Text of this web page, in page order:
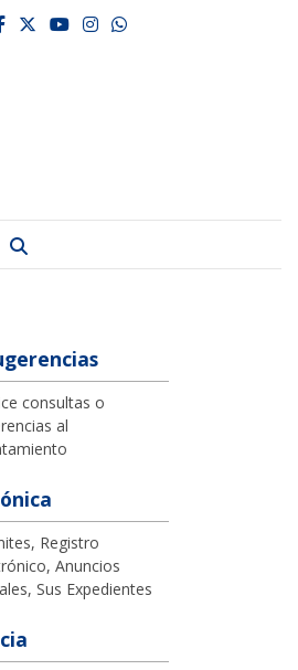
facebook
twitter
youtube
instagram
whatsapp
consultas o
al
Registro
Anuncios
Sus Expedientes